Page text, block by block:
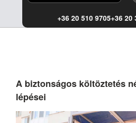
+36 20 510 9705+36 20
A biztonságos költöztetés
lépései